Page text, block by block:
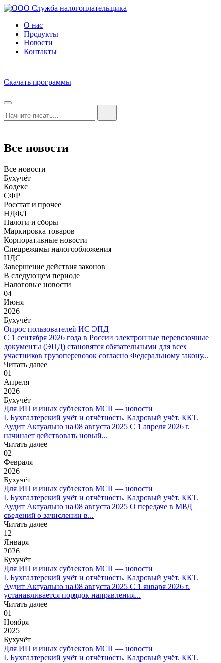
О нас
Продукты
Новости
Контакты
Скачать программы
Все новости
Все новости
Бухучёт
Кодекс
СФР
Росстат и прочее
НДФЛ
Налоги и сборы
Маркировка товаров
Корпоративные новости
Спецрежимы налогообложения
НДС
Завершение действия законов
В следующем периоде
Налоговые новости
04
Июня
2026
Бухучёт
Опрос пользователей ИС ЭПД
С 1 сентября 2026 года в России электронные перевозочные
документы (ЭПД) становятся обязательными для всех
участников грузоперевозок согласно Федеральному закону...
Читать далее
01
Апреля
2026
Бухучёт
Для ИП и иных субъектов МСП — новости
I. Бухгалтерский учёт и отчётность. Кадровый учёт. ККТ.
Аудит Актуально на 08 августа 2025 С 1 апреля 2026 г.
начинает действовать новый...
Читать далее
02
Февраля
2026
Бухучёт
Для ИП и иных субъектов МСП — новости
I. Бухгалтерский учёт и отчётность. Кадровый учёт. ККТ.
Аудит Актуально на 08 августа 2025 О передаче в МВД
сведений о зачислении в...
Читать далее
12
Января
2026
Бухучёт
Для ИП и иных субъектов МСП — новости
I. Бухгалтерский учёт и отчётность. Кадровый учёт. ККТ.
Аудит Актуально на 08 августа 2025 С 1 января 2026 г.
устанавливается порядок направления...
Читать далее
01
Ноября
2025
Бухучёт
Для ИП и иных субъектов МСП — новости
I. Бухгалтерский учёт и отчётность. Кадровый учёт. ККТ.